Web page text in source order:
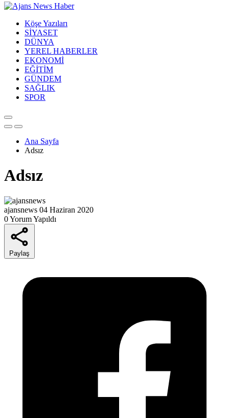
Köşe Yazıları
SİYASET
DÜNYA
YEREL HABERLER
EKONOMİ
EĞİTİM
GÜNDEM
SAĞLIK
SPOR
Ana Sayfa
Adsız
Adsız
ajansnews 04 Haziran 2020
0 Yorum Yapıldı
Paylaş